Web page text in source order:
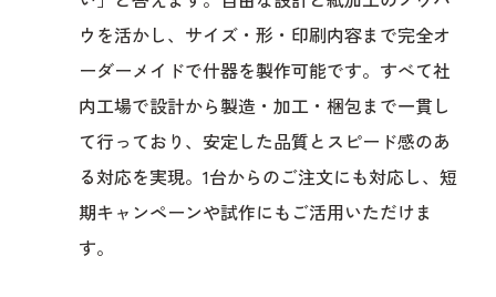
ウを活かし、サイズ・形・印刷内容まで完全オ
ーダーメイドで什器を製作可能です。すべて社
内工場で設計から製造・加工・梱包まで一貫し
て行っており、安定した品質とスピード感のあ
る対応を実現。1台からのご注文にも対応し、短
期キャンペーンや試作にもご活用いただけま
す。